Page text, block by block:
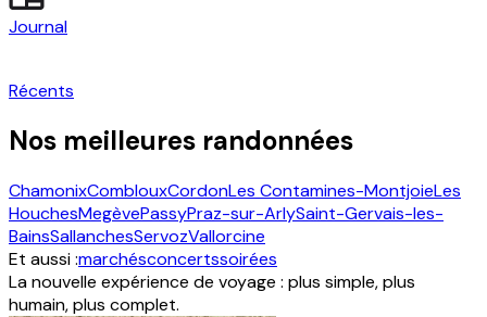
Journal
Récents
Nos meilleures randonnées
ChamonixComblouxCordonLes Contamines-MontjoieLes
HouchesMegèvePassyPraz-sur-ArlySaint-Gervais-les-
BainsSallanchesServozVallorcine
Et aussi :marchésconcertssoirées
La nouvelle expérience de voyage : plus simple, plus
humain, plus complet.